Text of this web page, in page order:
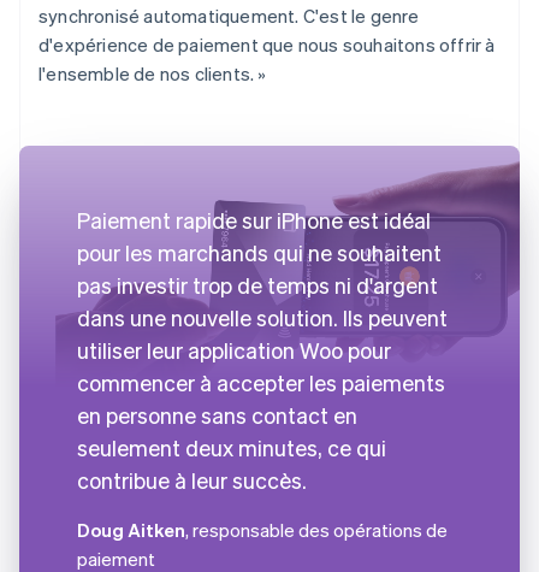
synchronisé automatiquement. C'est le genre
d'expérience de paiement que nous souhaitons offrir à
l'ensemble de nos clients. »
Paiement rapide sur iPhone est idéal
pour les marchands qui ne souhaitent
pas investir trop de temps ni d'argent
dans une nouvelle solution. Ils peuvent
utiliser leur application Woo pour
commencer à accepter les paiements
en personne sans contact en
seulement deux minutes, ce qui
contribue à leur succès.
Doug Aitken, responsable des opérations de
paiement